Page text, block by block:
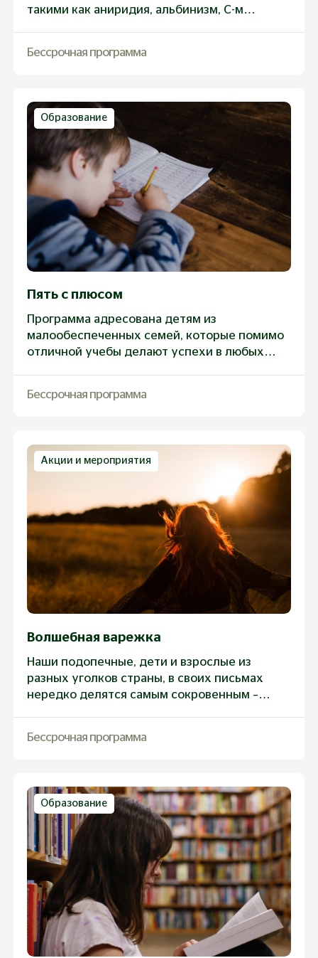
такими как аниридия, альбинизм, С-м
а также детям, нуждающимся в
гидроцефалия. Фонд так же помогает
пройти слухоречевую реабилитацию детям
после кохлеарной имплантации
Бессрочная программа
Образование
Пять с плюсом
Программа адресована детям из
малообеспеченных семей, которые помимо
отличной учебы делают успехи в любых
декабрь
Бессрочная программа
Акции и мероприятия
Волшебная варежка
Наши подопечные, дети и взрослые из
разных уголков страны, в своих письмах
нередко делятся самым сокровенным –
которым нужно идти долго, а есть такие,
Бессрочная программа
Образование